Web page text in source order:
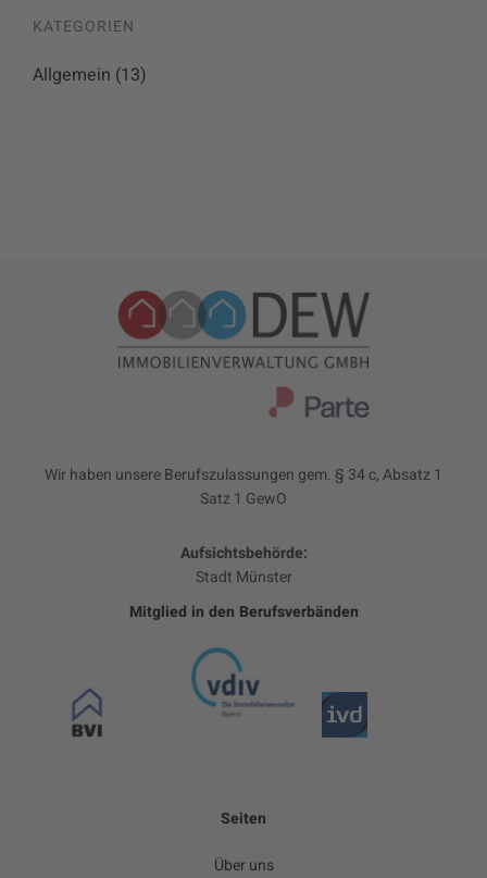
KATEGORIEN
Allgemein (13)
Wir haben unsere Berufszulassungen gem. § 34 c, Absatz 1
Satz 1 GewO
Aufsichtsbehörde:
Stadt Münster
Mitglied in den Berufsverbänden
Seiten
Über uns